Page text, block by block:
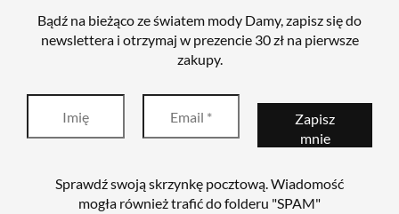
Bądź na bieżąco ze światem mody Damy, zapisz się do
newslettera i otrzymaj w prezencie 30 zł na pierwsze
zakupy.
Sprawdź swoją skrzynkę pocztową. Wiadomość
mogła również trafić do folderu "SPAM"